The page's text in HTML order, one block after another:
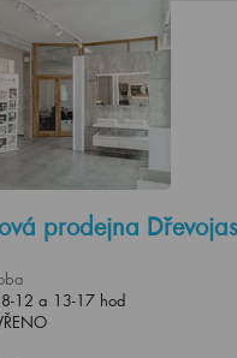
prodejna
8-12 a 13-17 hod